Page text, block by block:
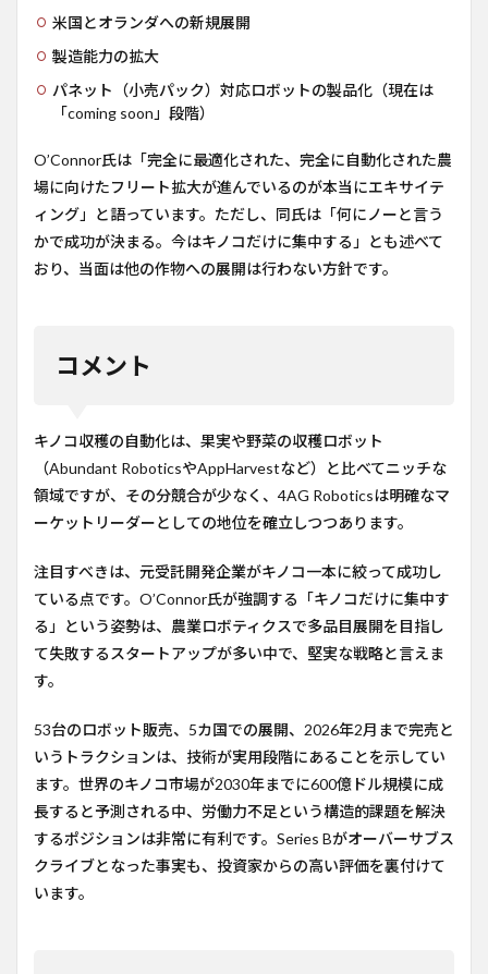
米国とオランダへの新規展開
製造能力の拡大
パネット（小売パック）対応ロボットの製品化（現在は
「coming soon」段階）
O’Connor氏は「完全に最適化された、完全に自動化された農
場に向けたフリート拡大が進んでいるのが本当にエキサイテ
ィング」と語っています。ただし、同氏は「何にノーと言う
かで成功が決まる。今はキノコだけに集中する」とも述べて
おり、当面は他の作物への展開は行わない方針です。
コメント
キノコ収穫の自動化は、果実や野菜の収穫ロボット
（Abundant RoboticsやAppHarvestなど）と比べてニッチな
領域ですが、その分競合が少なく、4AG Roboticsは明確なマ
ーケットリーダーとしての地位を確立しつつあります。
注目すべきは、元受託開発企業がキノコ一本に絞って成功し
ている点です。O’Connor氏が強調する「キノコだけに集中す
る」という姿勢は、農業ロボティクスで多品目展開を目指し
て失敗するスタートアップが多い中で、堅実な戦略と言えま
す。
53台のロボット販売、5カ国での展開、2026年2月まで完売と
いうトラクションは、技術が実用段階にあることを示してい
ます。世界のキノコ市場が2030年までに600億ドル規模に成
長すると予測される中、労働力不足という構造的課題を解決
するポジションは非常に有利です。Series Bがオーバーサブス
クライブとなった事実も、投資家からの高い評価を裏付けて
います。